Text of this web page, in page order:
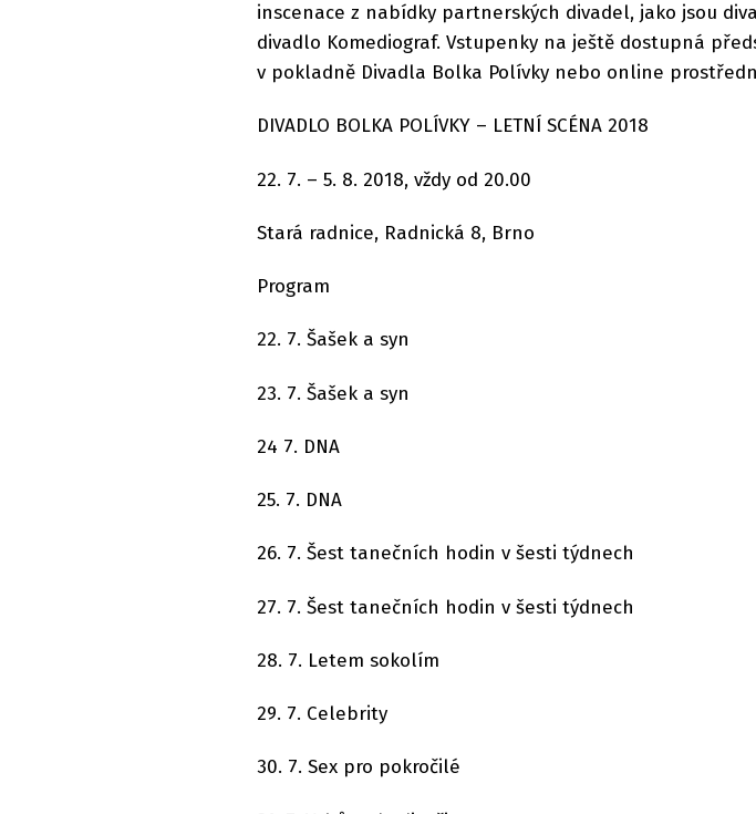
inscenace z nabídky partnerských divadel, jako jsou
divadlo Komediograf. Vstupenky na ještě dostupná
v pokladně Divadla Bolka Polívky nebo online
DIVADLO BOLKA POLÍVKY – LETNÍ SCÉNA 2018
22. 7. – 5. 8. 2018, vždy od 20.00
Stará radnice, Radnická 8, Brno
Program
22. 7. Šašek a syn
23. 7. Šašek a syn
24 7. DNA
25. 7. DNA
26. 7. Šest tanečních hodin v šesti týdnech
27. 7. Šest tanečních hodin v šesti týdnech
28. 7. Letem sokolím
29. 7. Celebrity
30. 7. Sex pro pokročilé